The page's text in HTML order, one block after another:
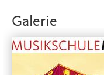
Galerie